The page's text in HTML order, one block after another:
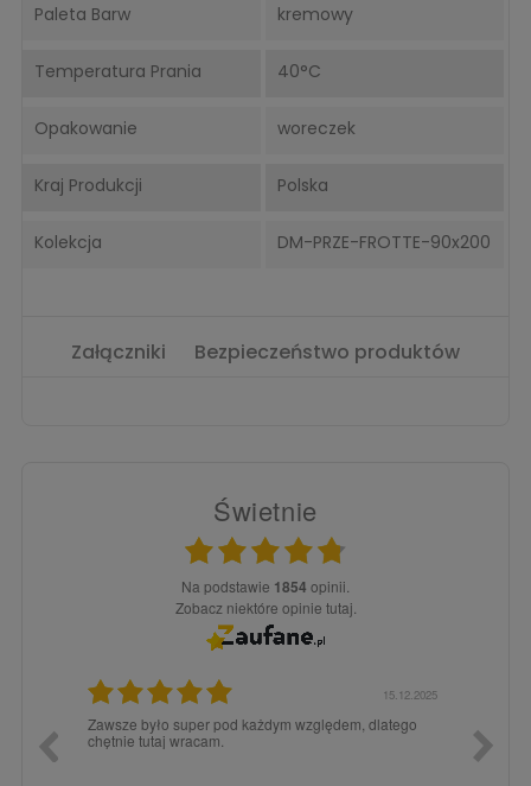
Paleta Barw kremowy
Temperatura Prania 40°C
Opakowanie woreczek
Kraj Produkcji Polska
Kolekcja DM-PRZE-FROTTE-90x200
Załączniki Bezpieczeństwo produktów
Świetnie
Na podstawie 1854 opinii.
Zobacz niektóre opinie tutaj.
15.12.2025
Zawsze było super pod każdym względem, dlatego
chętnie tutaj wracam.